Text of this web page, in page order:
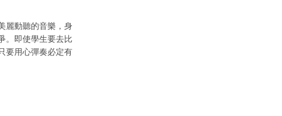
麗動聽的音樂，身
。即使學生要去比
要用心彈奏必定有